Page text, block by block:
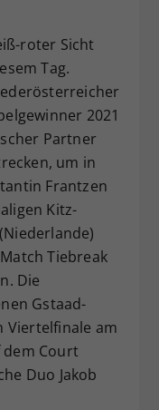
roter Sicht
Tag.
2021
Partner
um in
Frantzen
Kitz-
Tiebreak
Die
Gstaad-
Viertelfinale am
dem Court
Duo Jakob